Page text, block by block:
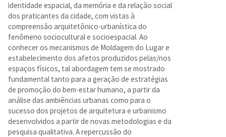
identidade espacial, da memória e da relação social
dos praticantes da cidade, com vistas à
compreensão arquitetônico-urbanística do
fenômeno sociocultural e socioespacial. Ao
conhecer os mecanismos de Moldagem do Lugar e
estabelecimento dos afetos produzidos pelas/nos
espaços físicos, tal abordagem tem se mostrado
fundamental tanto para a geração de estratégias
de promoção do bem-estar humano, a partir da
análise das ambiências urbanas como para o
sucesso dos projetos de arquitetura e urbanismo
desenvolvidos a partir de novas metodologias e da
pesquisa qualitativa. A repercussão do